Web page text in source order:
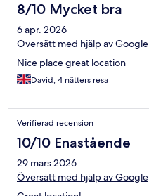
8/10 Mycket bra
6 apr. 2026
Översätt med hjälp av Google
Nice place great location
David, 4 nätters resa
Verifierad recension
10/10 Enastående
29 mars 2026
Översätt med hjälp av Google